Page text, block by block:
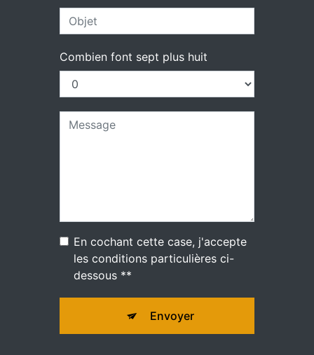
Combien font sept plus huit
En cochant cette case, j'accepte
les conditions particulières ci-
dessous **
Envoyer